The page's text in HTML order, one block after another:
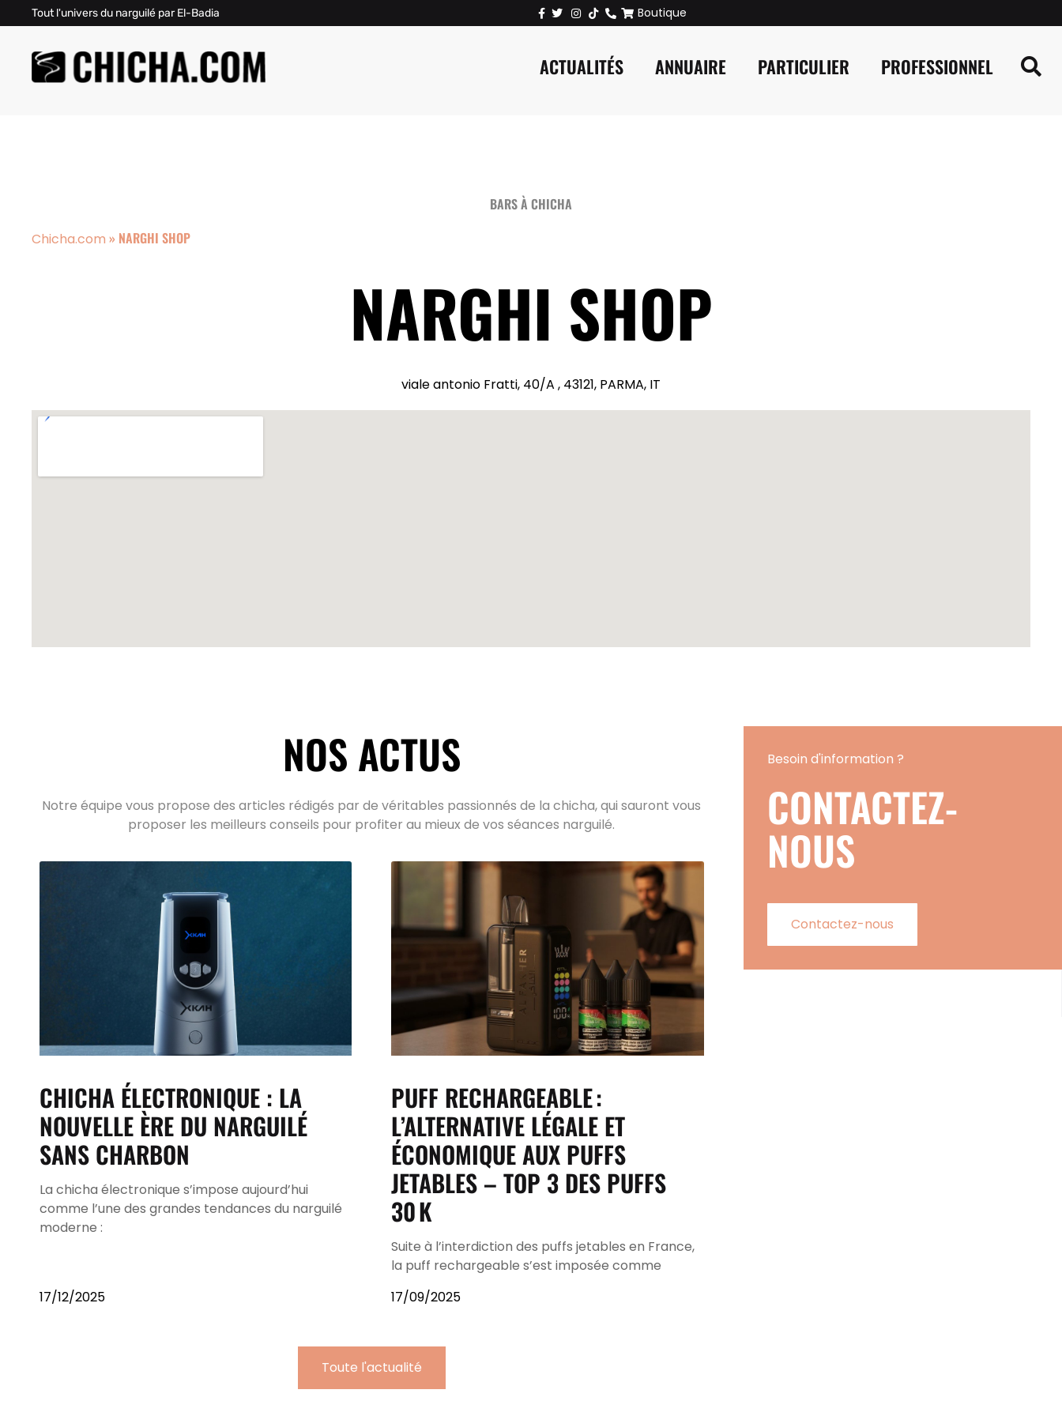
Tout l'univers du narguilé par El-Badia Boutique
ACTUALITÉS ANNUAIRE PARTICULIER PROFESSIONNEL
BARS À CHICHA
Chicha.com » NARGHI SHOP
NARGHI SHOP
viale antonio Fratti, 40/A , 43121, PARMA, IT
NOS ACTUS
Notre équipe vous propose des articles rédigés par de véritables passionnés de la chicha, qui sauront vous
proposer les meilleurs conseils pour profiter au mieux de vos séances narguilé.
CHICHA ÉLECTRONIQUE : LA
NOUVELLE ÈRE DU NARGUILÉ
SANS CHARBON
La chicha électronique s’impose aujourd’hui
comme l’une des grandes tendances du narguilé
moderne :
17/12/2025
PUFF RECHARGEABLE :
L’ALTERNATIVE LÉGALE ET
ÉCONOMIQUE AUX PUFFS
JETABLES – TOP 3 DES PUFFS
30 K
Suite à l’interdiction des puffs jetables en France,
la puff rechargeable s’est imposée comme
17/09/2025
Toute l'actualité
Besoin d'information ?
CONTACTEZ-
NOUS
Contactez-nous